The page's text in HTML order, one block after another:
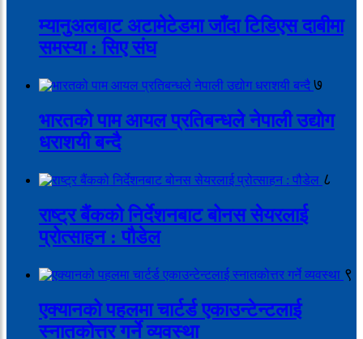
म्यानुअलबाट अटामेटेडमा जाँदा टिडिएस दाबीमा
समस्या : सिए संघ
७
भारतको पाम आयल प्रतिबन्धले नेपाली उद्योग
धराशयी बन्दै
८
राष्ट्र बैंकको निर्देशनबाट बोनस सेयरलाई
प्रोत्साहन : पौडेल
९
एक्यानको पहलमा चार्टर्ड एकाउन्टेन्टलाई
स्नातकोत्तर गर्ने व्यवस्था